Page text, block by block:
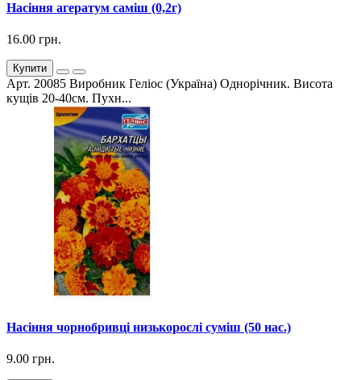
Насіння агератум саміш (0,2г)
16.00 грн.
Купити
Арт. 20085 Виробник Геліос (Україна) Однорічник. Висота
кущів 20-40см. Пухн...
Насіння чорнобривці низькорослі суміш (50 нас.)
9.00 грн.